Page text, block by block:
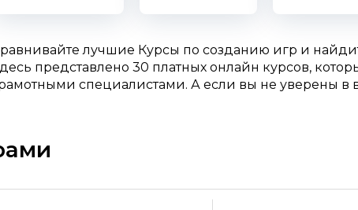
Иностранные языки
Детям
Спорт
лучшие Курсы по созданию игр и
представлено 30 платных онлайн курсов,
специалистами. А если вы не уверены в
бесплатные варианты. Большой выбор